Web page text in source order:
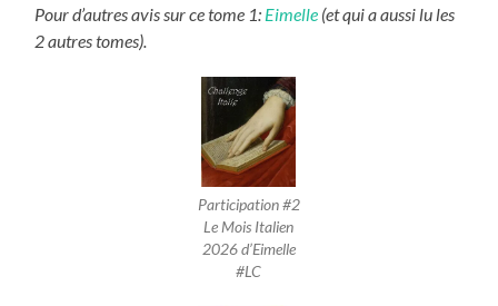
Pour d’autres avis sur ce tome 1: Eimelle (et qui a aussi lu les
2 autres tomes).
Participation #2
Le Mois Italien
2026 d’Eimelle
#LC